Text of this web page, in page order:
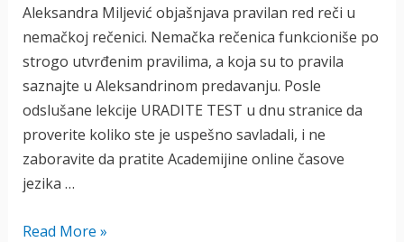
Aleksandra Miljević objašnjava pravilan red reči u
nemačkoj rečenici. Nemačka rečenica funkcioniše po
strogo utvrđenim pravilima, a koja su to pravila
saznajte u Aleksandrinom predavanju. Posle
odslušane lekcije URADITE TEST u dnu stranice da
proverite koliko ste je uspešno savladali, i ne
zaboravite da pratite Academijine online časove
jezika …
Red
Read More »